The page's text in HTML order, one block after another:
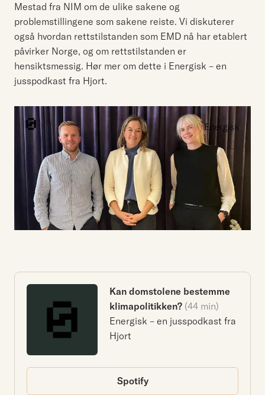
Mestad fra NIM om de ulike sakene og
problemstillingene som sakene reiste. Vi diskuterer
også hvordan rettstilstanden som EMD nå har etablert
påvirker Norge, og om rettstilstanden er
hensiktsmessig. Hør mer om dette i Energisk – en
jusspodkast fra Hjort.
Kan domstolene bestemme
klimapolitikken? (44 min)
Energisk – en jusspodkast fra
Hjort
Spotify